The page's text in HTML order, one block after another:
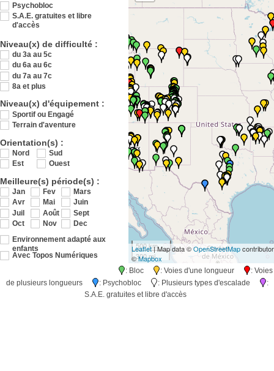
Psychobloc
S.A.E. gratuites et libre
d'accès
Niveau(x) de difficulté :
du 3a au 5c
du 6a au 6c
du 7a au 7c
8a et plus
Niveau(x) d'équipement :
Sportif ou Engagé
Terrain d'aventure
Orientation(s) :
Nord
Sud
Est
Ouest
Meilleure(s) période(s) :
Jan Fev
Mars
Avr
Mai
Juin
Juil
Août
Sept
Oct
Nov
Dec
Environnement adapté aux
enfants
Avec Topos Numériques
500 km
300 mi
Leaflet| Map data ©OpenStreetMap
©Mapbox
: Bloc : Voies d'une longueur
: Voies
de plusieurs longueurs
: Psychobloc : Plusieurs types d'escalade
:
S.A.E. gratuites et libre d'accès